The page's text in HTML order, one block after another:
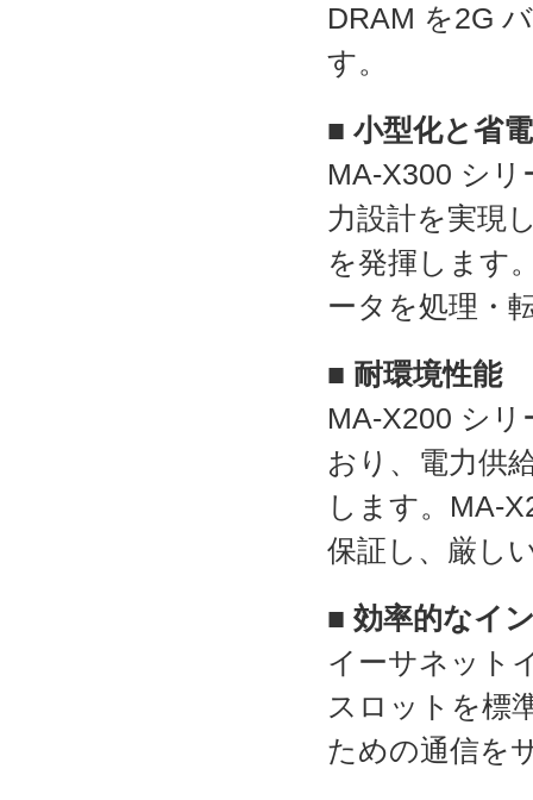
DRAM を2G
す。
■ 小型化と省
MA-X300 シ
力設計を実現
を発揮します
ータを処理・
■ 耐環境性能
MA-X200 シ
おり、電力供
します。MA-
保証し、厳し
■ 効率的なイ
イーサネット
スロットを標
ための通信を